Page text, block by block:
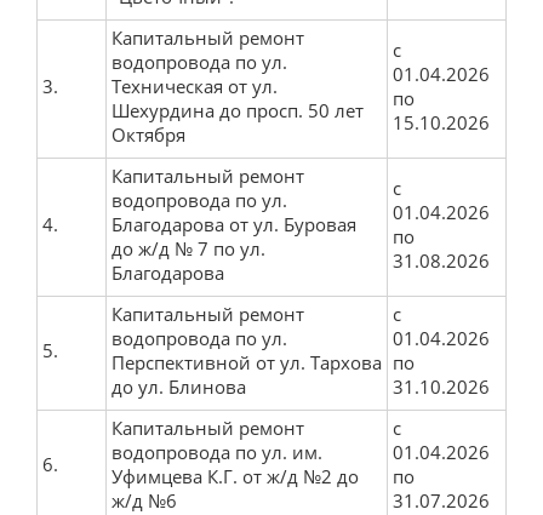
Положение о закупках
План закупок
Закупки
Торговые процедуры
Перечень товаров, работ, услуг, закупки
которых осуществляются у субъектов малого и
среднего предпринимательства
Сведения об образовательной организации
Основные сведения
Структура и органы управления
образовательной организацией
Документы
Образование
3.
Капитальный ремонт
водопровода по ул.
Техническая от ул.
Шехурдина до просп. 50 лет
Октября
с
01.04.2026
по
15.10.2026
4.
Капитальный ремонт
водопровода по ул.
Благодарова от ул. Буровая
до ж/д № 7 по ул.
Благодарова
с
01.04.2026
по
31.08.2026
5.
Капитальный ремонт
водопровода по ул.
Перспективной от ул. Тархова
до ул. Блинова
с
01.04.2026
по
31.10.2026
6.
Капитальный ремонт
водопровода по ул. им.
Уфимцева К.Г. от ж/д №2 до
ж/д №6
с
01.04.2026
по
31.07.2026